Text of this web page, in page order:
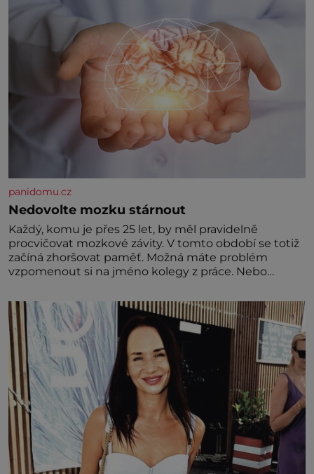
panidomu.cz
Nedovolte mozku stárnout
Každý, komu je přes 25 let, by měl pravidelně
procvičovat mozkové závity. V tomto období se totiž
začíná zhoršovat paměť. Možná máte problém
vzpomenout si na jméno kolegy z práce. Nebo
nedávno přečetli. Je to opravdu tak, s věkem jako
kdyby se paměť rozhodla stávkovat. Cvičte